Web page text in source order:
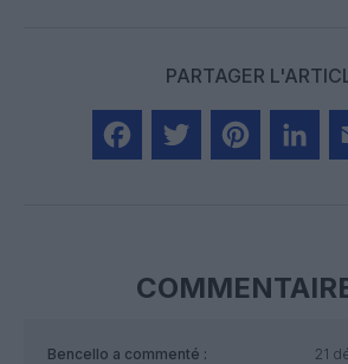
PARTAGER
Bencello a commenté :
21